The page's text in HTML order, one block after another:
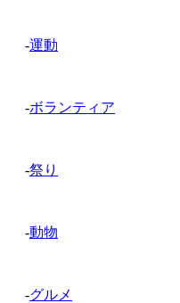
-運動
-ボランティア
-祭り
-動物
-グルメ